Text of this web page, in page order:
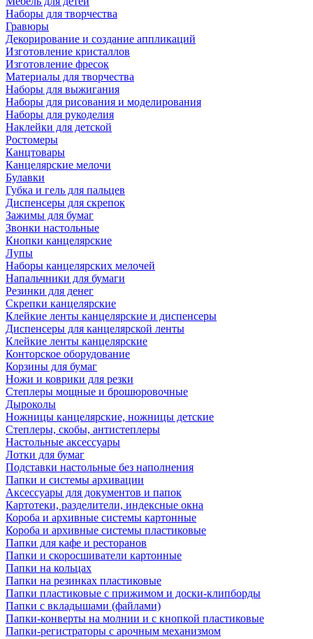
Наборы для творчества
Гравюры
Декорирование и создание аппликаций
Изготовление кристаллов
Изготовление фресок
Материалы для творчества
Наборы для выжигания
Наборы для рисования и моделирования
Наборы для рукоделия
Наклейки для детской
Ростомеры
Канцтовары
Канцелярские мелочи
Булавки
Губка и гель для пальцев
Диспенсеры для скрепок
Зажимы для бумаг
Звонки настольные
Кнопки канцелярские
Лупы
Наборы канцелярских мелочей
Напальчники для бумаги
Резинки для денег
Скрепки канцелярские
Клейкие ленты канцелярские и диспенсеры
Диспенсеры для канцелярской ленты
Клейкие ленты канцелярские
Конторское оборудование
Корзины для бумаг
Ножи и коврики для резки
Степлеры мощные и брошюровочные
Дыроколы
Ножницы канцелярские, ножницы детские
Степлеры, скобы, антистеплеры
Настольные аксессуары
Лотки для бумаг
Подставки настольные без наполнения
Папки и системы архивации
Аксессуары для документов и папок
Картотеки, разделители, индексные окна
Короба и архивные системы картонные
Короба и архивные системы пластиковые
Папки для кафе и ресторанов
Папки и скоросшиватели картонные
Папки на кольцах
Папки на резинках пластиковые
Папки пластиковые с прижимом и доски-клипборды
Папки с вкладышами (файлами)
Папки-конверты на молнии и с кнопкой пластиковые
Папки-регистраторы с арочным механизмом